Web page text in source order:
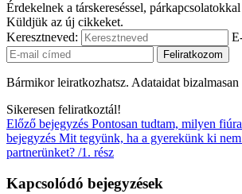
Érdekelnek a társkereséssel,
Küldjük az új cikkeket.
Keresztneved:
Bármikor leiratkozhatsz. Adataidat
Sikeresen feliratkoztál!
Előző bejegyzés Pontosan tudtam, milyen
bejegyzés Mit tegyünk, ha a gyerekünk ki
partnerünket? /1. rész
Kapcsolódó bejegyzések